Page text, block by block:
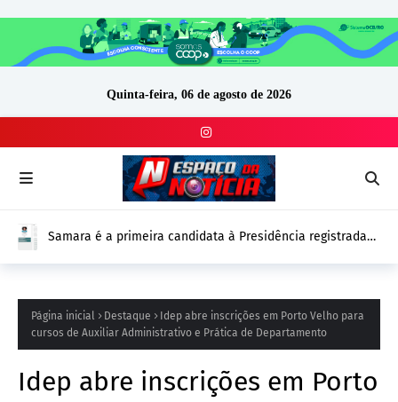
Quinta-feira, 06 de agosto de 2026
Samara é a primeira candidata à Presidência registrada
Página inicial Destaque
Idep abre inscrições em Porto Velho para
cursos de Auxiliar Administrativo e Prática de Departamento
Idep abre inscrições em Porto